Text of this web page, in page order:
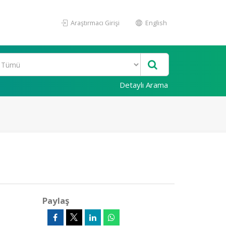
Araştırmacı Girişi English
Detaylı Arama
Paylaş